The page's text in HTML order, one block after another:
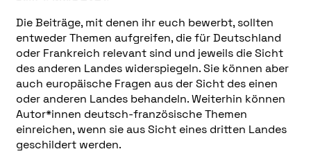
Die Beiträge, mit denen ihr euch bewerbt, sollten
entweder Themen aufgreifen, die für Deutschland
oder Frankreich relevant sind und jeweils die Sicht
des anderen Landes widerspiegeln. Sie können aber
auch europäische Fragen aus der Sicht des einen
oder anderen Landes behandeln. Weiterhin können
Autor*innen deutsch-französische Themen
einreichen, wenn sie aus Sicht eines dritten Landes
geschildert werden.